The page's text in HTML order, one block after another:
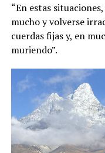
“En estas
mucho y volverse
cuerdas fijas y, en
muriendo”.